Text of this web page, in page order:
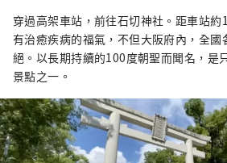
穿過高架車站，前往石切神社。距車站
有治癒疾病的福氣，不但大阪府內，全國
絕。以長期持續的100度朝聖而聞名，是
景點之一。